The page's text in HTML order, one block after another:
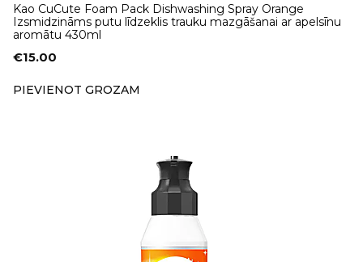
Kao CuCute Foam Pack Dishwashing Spray Orange
Izsmidzināms putu līdzeklis trauku mazgāšanai ar apelsīnu
aromātu 430ml
€15.00
PIEVIENOT GROZAM